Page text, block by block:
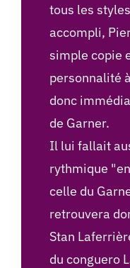
tous les
accompli,
simple copie
personnalité
donc
de Garner.
Il lui fallait
rythmique
celle du
retrouvera
Stan
du conguero